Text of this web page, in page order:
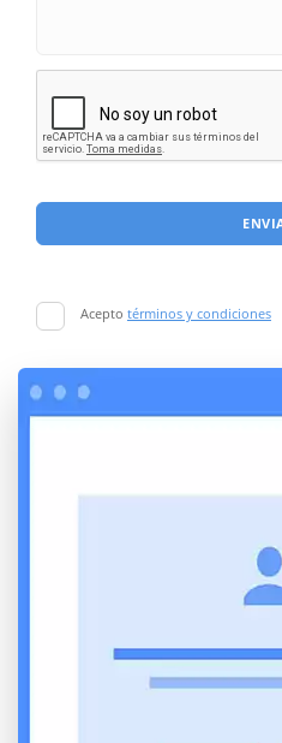
Acepto términos y condiciones